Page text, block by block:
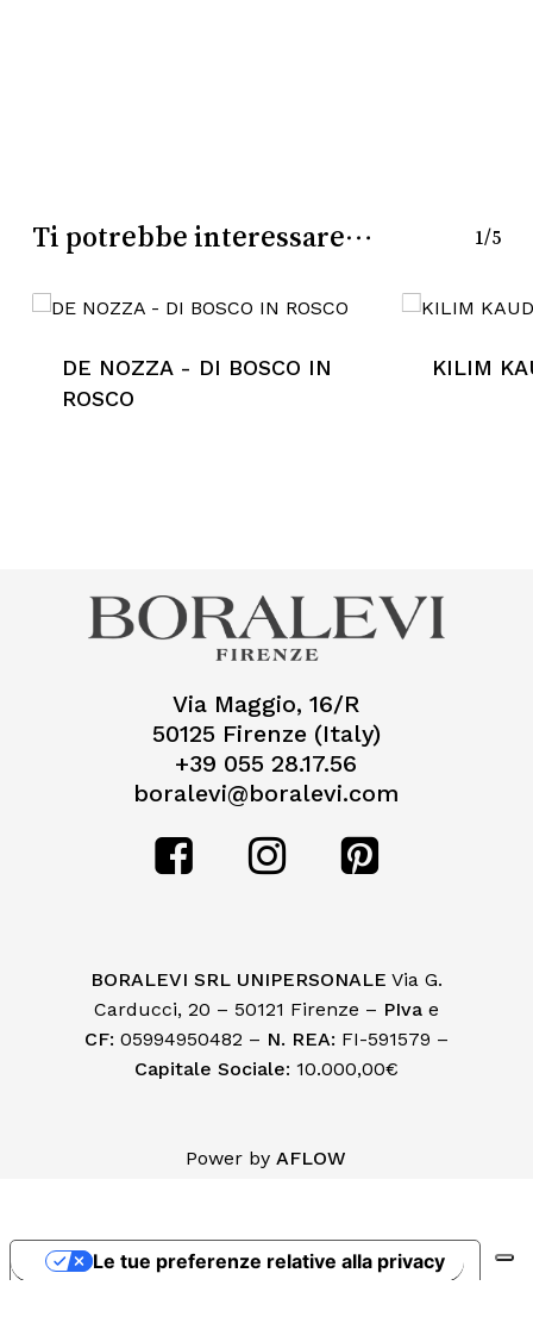
Ti potrebbe interessare… 1/5
DE NOZZA - DI BOSCO IN
ROSCO
KILIM
Via Maggio, 16/R
50125 Firenze (Italy)
+39 055 28.17.56
boralevi@boralevi.com
BORALEVI SRL UNIPERSONALE Via G.
Carducci, 20 – 50121 Firenze – PIvae
CF: 05994950482 – N. REA: FI-591579 –
Capitale Sociale: 10.000,00€
Power byAFLOW
Le tue preferenze relative alla privacy